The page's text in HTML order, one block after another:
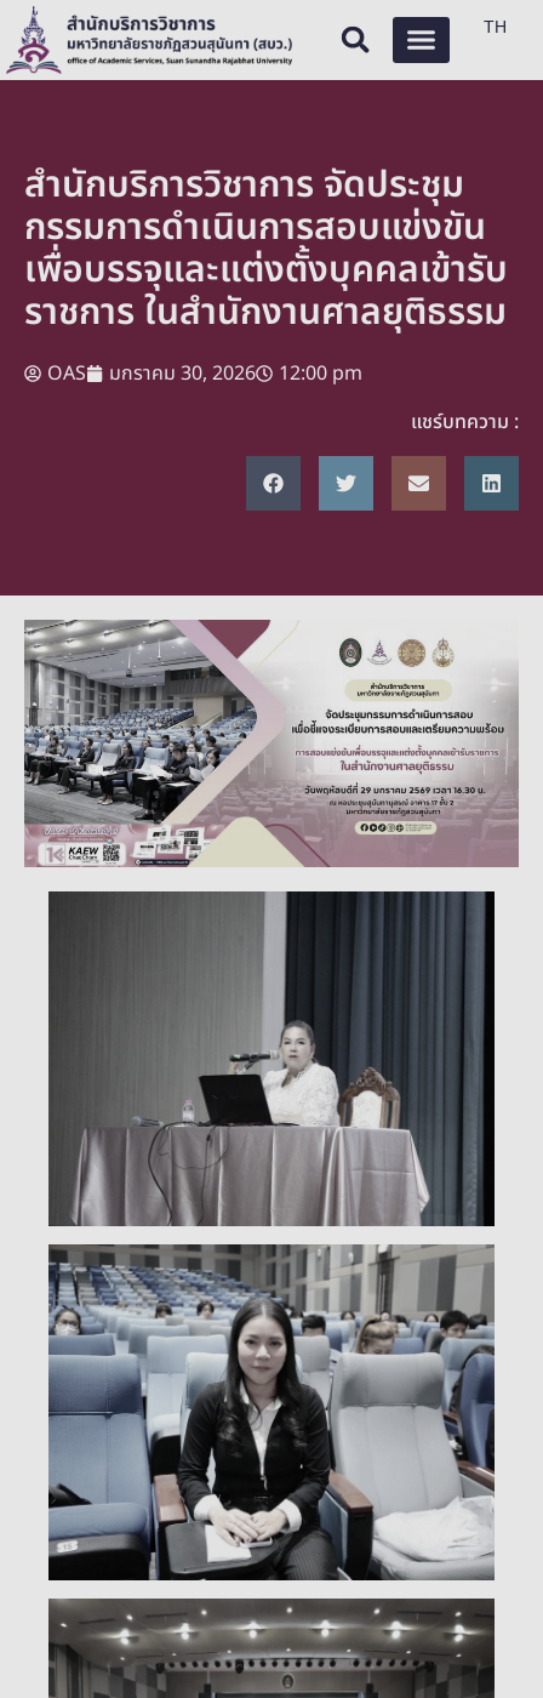
TH
สำนักบริการวิชาการ จัดประชุม
กรรมการดำเนินการสอบแข่งขัน
เพื่อบรรจุและแต่งตั้งบุคคลเข้ารับ
ราชการ ในสำนักงานศาลยุติธรรม
OAS มกราคม 30, 2026
12:00 pm
แชร์บทความ :